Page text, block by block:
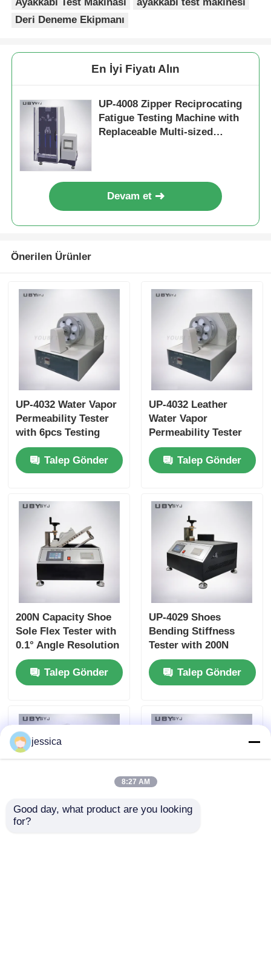
Deri Deneme Ekipmanı
En İyi Fiyatı Alın
UP-4008 Zipper Reciprocating
Fatigue Testing Machine with
Replaceable Multi-sized
boyutlu armatürler ve 75mm
Reciprocating Stroke için 0 ~
fermuarlı karşılıklı yorgunluk
Devam et
Önerilen Ürünler
UP-4032 Water Vapor
Permeability Tester
with 6pcs Testing
Bottle, 75 ±5cpm
Bottles Holder Speed,
and 30±1 mm Bottle
Leather and Textile
Talep Gönder
UP-4032 Leather
Water Vapor
Permeability Tester
with 6pcs Testing
Bottle for Footwear
EN ISO 20344 SATRA
Talep Gönder
200N Capacity Shoe
Sole Flex Tester with
0.1° Angle Resolution
and Adjustable
Bending Speed for
Footwear Quality
Talep Gönder
UP-4029 Shoes
Bending Stiffness
Tester with 200N
Capacity Adjustable
Bending Speed and
High Precision Angle
Footwear Testing
Talep Gönder
jessica
8:27 AM
Good day, what product are you looking
for?